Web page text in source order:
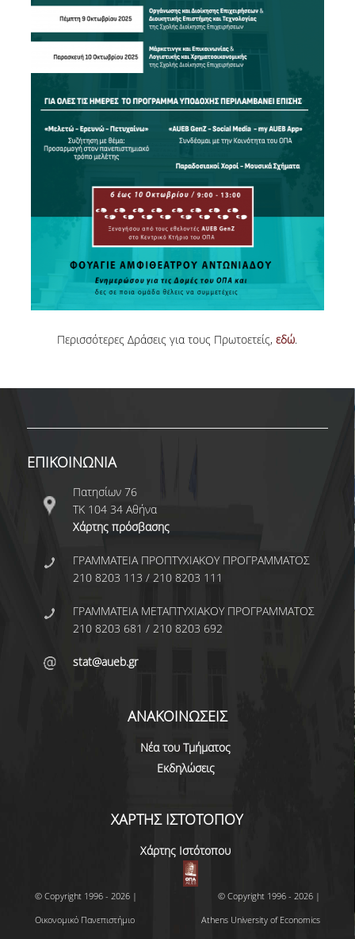
ΥΠΗΡΕΣΙΑ ΣΥΜΒΟΥΛΟΥ ΨΥΧΙΚΗΣ ΥΓΕΙΑΣ
CALENDARS
SOCIAL MEDIA
ΣΧΟΛΗ ΕΠΙΣΤΗΜΩΝ ΚΑΙ ΤΕΧΝΟΛΟΓΙΑΣ ΤΗΣ
ΠΛΗΡΟΦΟΡΙΑΣ
ΑΝΘΡΩΠΙΝΟ ΔΥΝΑΜΙΚΟ
ΜΕΛΗ ΔΕΠ
ΕΡΓΑΣΤΗΡΙΑΚΟ ΔΙΔΑΚΤΙΚΟ ΠΡΟΣΩΠΙΚΟ
(Ε.ΔΙ.Π.)
ΕΙΔΙΚΟ ΤΕΧΝΙΚΟ ΕΡΓΑΣΤΗΡΙΑΚΟ ΠΡΟΣΩΠΙΚΟ
ΜΕΤΑΔΙΔΑΚΤΟΡΕΣ
ΕΠΙΤΙΜΟΙ ΔΙΔΑΚΤΟΡΕΣ
ΜΗΤΡΩΑ ΤΜΗΜΑΤΟΣ
ΑΠΟΧΩΡΗΣΑΝΤΕΣ ΚΑΘΗΓΗΤΕΣ
ΠΡΟΚΗΡΥΞΕΙΣ ΑΠΟΚΤΗΣΗΣ ΑΚΑΔΗΜΑΪΚΗΣ
ΕΜΠΕΙΡΙΑΣ
ΩΡΕΣ ΓΡΑΦΕΙΟΥ
ΟΔΗΓΟΣ ΣΠΟΥΔΩΝ
ΟΔΗΓΟΣ ΣΠΟΥΔΩΝ 2025-26
ΜΑΘΗΜΑΤΑ
ΜΑΘΗΜΑΤΑ ΠΡΟΓΡΑΜΜΑΤΟΣ
ΜΑΘΗΜΑΤΑ ΕΛΕΥΘΕΡΗΣ
ΕΠΙΛΟΓΗΣ ΑΠΟ ΑΛΛΑ ΤΜΗΜΑΤΑ
Περισσότερες Δράσεις για τους Πρωτοετείς,εδώ.
ΕΠΙΚΟΙΝΩΝΙΑ
Πατησίων 76
ΤΚ 104 34 Αθήνα
Χάρτης πρόσβασης
ΓΡΑΜΜΑΤΕΙΑ ΠΡΟΠΤΥΧΙΑΚΟΥ ΠΡΟΓΡΑΜΜΑΤΟΣ
210 8203 113 / 210 8203 111
ΓΡΑΜΜΑΤΕΙΑ ΜΕΤΑΠΤΥΧΙΑΚΟΥ ΠΡΟΓΡΑΜΜΑΤΟΣ
210 8203 681 / 210 8203 692
stat@aueb.gr
ΑΝΑΚΟΙΝΩΣΕΙΣ
Νέα του Τμήματος
Εκδηλώσεις
ΧΑΡΤΗΣ ΙΣΤΟΤΟΠΟΥ
Χάρτης Ιστότοπου
© Copyright 1996 - 2026 |
Οικονομικό Πανεπιστήμιο
© Copyright 1996 - 2026 |
Athens University of Economics